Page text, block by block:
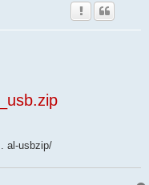
al-usbzip/